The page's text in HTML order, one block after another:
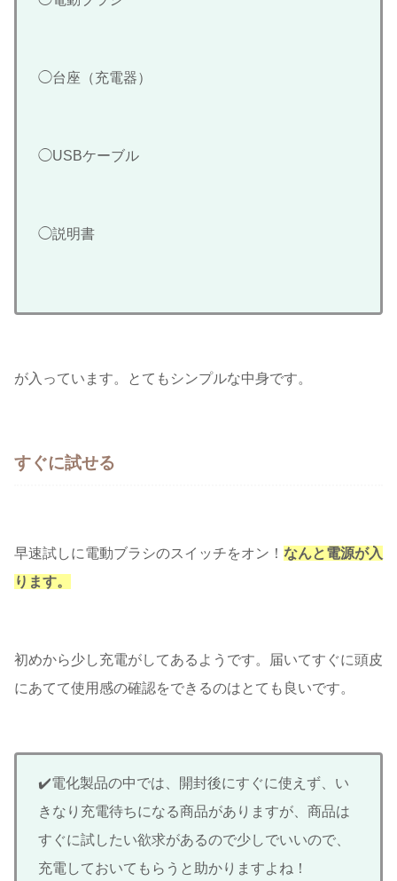
◯台座（充電器）
◯USBケーブル
◯説明書
が入っています。とてもシンプルな中身です。
すぐに試せる
早速試しに電動ブラシのスイッチをオン！ なんと電源が入
ります。
初めから少し充電がしてあるようです。届いてすぐに頭皮
にあてて使用感の確認をできるのはとても良いです。
✔️電化製品の中では、開封後にすぐに使えず、い
きなり充電待ちになる商品がありますが、商品は
すぐに試したい欲求があるので少しでいいので、
充電しておいてもらうと助かりますよね！